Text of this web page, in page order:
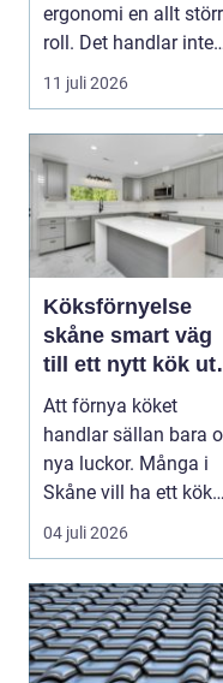
ergonomi en allt
roll. Det handlar inte
bara om att skapa
11 juli 2026
Köksförnyelse
skåne smart väg
till ett nytt kök
helrenovering
Att förnya köket
handlar sällan bara
nya luckor. Många i
Skåne vill ha ett kök
som fungerar bättr...
04 juli 2026